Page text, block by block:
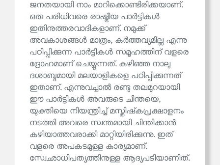
ജനതയായി നാം മാറിക്കൊണ്ടിരിക്കയാണ്.
ഒരു പരിധിവരെ രാഷ്ട്രീയ പാര്‍ട്ടികൾ
ഇതിനുത്തരവാദികളാണ്. നമുക്ക്
അവകാശങ്ങള്‍ മാത്രം, കര്‍ത്തവ്യമില്ല എന്നു
പഠിപ്പിക്കുന്ന പാര്‍ട്ടികൾ സമൂഹത്തിന് വളരെ
ദ്രോഹമാണ് ചെയ്യുന്നത്. കഴിഞ്ഞ നാലു
ദശാബ്ദമായി മലയാളികളെ പഠിപ്പിക്കുന്നത്
ഇതാണ്. എന്നുവച്ചാൽ രണ്ടു തലമുറയായി
ഈ പാര്‍ട്ടികൾ അവരുടെ ചിന്തയെ,
യുക്തിയെ നിയന്ത്രിച്ച് മസ്തിഷ്‌കപ്രക്ഷാളനം
നടത്തി അവരെ സ്വന്തമായി ചിന്തിക്കാന്‍
കഴിയാത്തവരാക്കി മാറ്റിയിരിക്കുന്നു. ഇത്
വളരെ അപകടമുള്ള കാര്യമാണ്.
സ്വേഛാധിപത്യത്തിനുള്ള ആദ്യപടിയാണിത്.